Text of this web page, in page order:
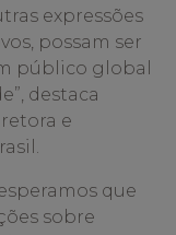
expressões
possam ser
público global
destaca
e
que
sobre